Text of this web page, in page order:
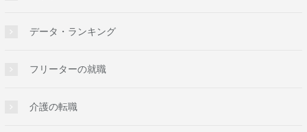
データ・ランキング
フリーターの就職
介護の転職